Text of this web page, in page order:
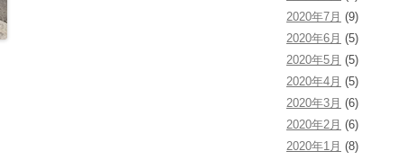
2020年7月 (9)
2020年6月 (5)
2020年5月 (5)
2020年4月 (5)
2020年3月 (6)
2020年2月 (6)
2020年1月 (8)